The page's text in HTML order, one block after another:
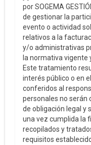
por SOGEMA
de gestionar la
evento o actividad
relativos a la
y/o administrativas
la normativa vigente
Este tratamiento
interés público o en
conferidos al
personales no serán
de obligación legal y
una vez cumplida la
recopilados y
requisitos